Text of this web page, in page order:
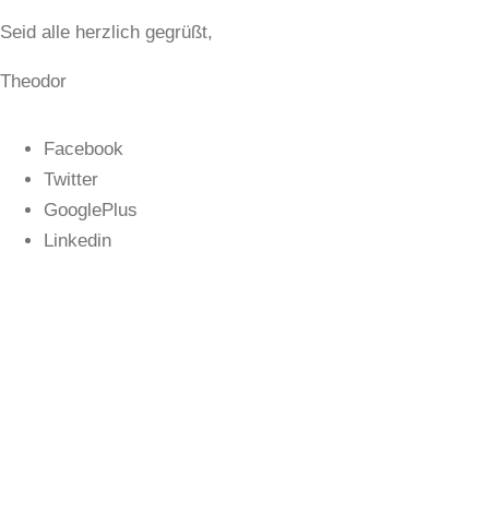
Seid alle herzlich gegrüßt,
Theodor
Facebook
Twitter
GooglePlus
Linkedin